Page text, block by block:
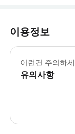
이용정보
이런건 주의하
유의사항